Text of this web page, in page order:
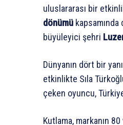
uluslararası bir
dönümü
büyüleyici şehri
Dünyanın dört bir
etkinlikte Sıla
çeken oyuncu,
Kutlama, markanın